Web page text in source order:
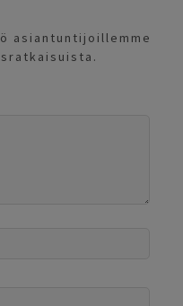
asiantuntijoillemme